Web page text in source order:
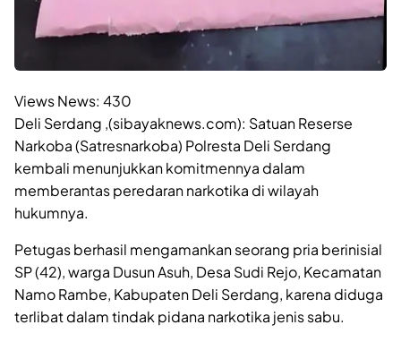
Views News: 430
Deli Serdang ,(sibayaknews.com): Satuan Reserse
Narkoba (Satresnarkoba) Polresta Deli Serdang
kembali menunjukkan komitmennya dalam
memberantas peredaran narkotika di wilayah
hukumnya.
Petugas berhasil mengamankan seorang pria berinisial
SP (42), warga Dusun Asuh, Desa Sudi Rejo, Kecamatan
Namo Rambe, Kabupaten Deli Serdang, karena diduga
terlibat dalam tindak pidana narkotika jenis sabu.